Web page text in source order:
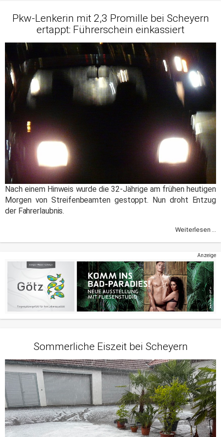
Pkw-Lenkerin mit 2,3 Promille bei Scheyern
ertappt: Führerschein einkassiert
Nach einem Hinweis wurde die 32-Jährige am frühen heutigen
Morgen von Streifenbeamten gestoppt. Nun droht Entzug
der Fahrerlaubnis.
Weiterlesen ...
Anzeige
Sommerliche Eiszeit bei Scheyern